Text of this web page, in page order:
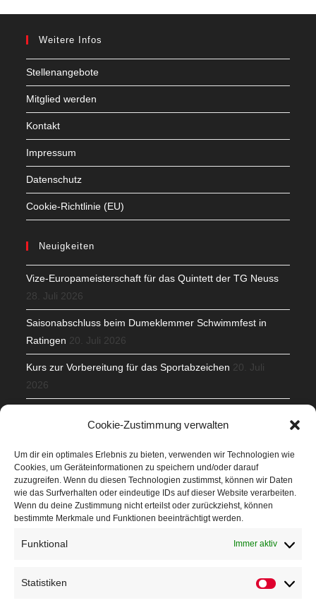
Cookie-Zustimmung verwalten
Um dir ein optimales Erlebnis zu bieten, verwenden wir Technologien wie
Cookies, um Geräteinformationen zu speichern und/oder darauf
zuzugreifen. Wenn du diesen Technologien zustimmst, können wir Daten
wie das Surfverhalten oder eindeutige IDs auf dieser Website verarbeiten.
Wenn du deine Zustimmung nicht erteilst oder zurückziehst, können
bestimmte Merkmale und Funktionen beeinträchtigt werden.
Funktional Immer aktiv
Statistiken
Weitere Infos
Stellenangebote
Mitglied werden
Kontakt
Impressum
Datenschutz
Cookie-Richtlinie (EU)
Neuigkeiten
Vize-Europameisterschaft für das Quintett der TG Neuss
28. Juli 2026
Saisonabschluss beim Dumeklemmer Schwimmfest in
Ratingen 20. Juli 2026
Kurs zur Vorbereitung für das Sportabzeichen 20. Juli
2026
Veranstaltungen
Höffner Run
Schnuppertag